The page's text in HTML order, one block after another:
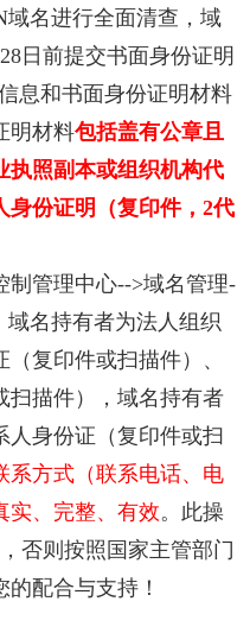
域名进行全面清查，域
日前提交书面身份证明
息和书面身份证明材料
明材料包括盖有公章且
执照副本或组织机构代
身份证明（复印件，2代
管理中心-->域名管理-
名持有者为法人组织
复印件或扫描件）、
扫描件），域名持有者
人身份证（复印件或扫
系方式（联系电话、电
实、完整、有效。此操
，否则按照国家主管部门
配合与支持！